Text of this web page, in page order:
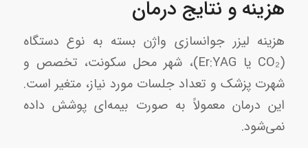
هزینه و نتایج درمان
هزینه لیزر جوانسازی واژن بسته به نوع دستگاه
(CO₂ یا Er:YAG)، شهر محل سکونت، تخصص و
شهرت پزشک و تعداد جلسات مورد نیاز، متغیر است.
این درمان معمولاً به صورت بیمه‌ای پوشش داده
نمی‌شود.